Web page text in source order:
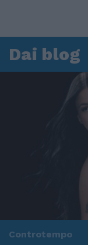
Dai blog
Controtempo